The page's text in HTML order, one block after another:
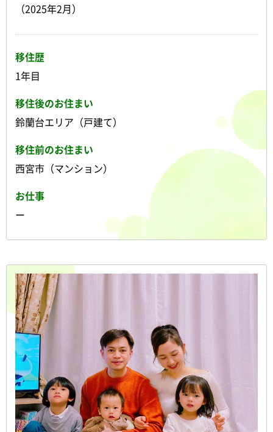
（2025年2月）
移住歴
1年目
移住後のお住まい
鈴蘭台エリア（戸建て）
移住前のお住まい
西宮市（マンション）
お仕事
ー